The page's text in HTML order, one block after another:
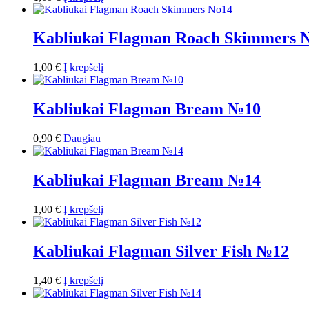
Kabliukai Flagman Roach Skimmers
1,00 € Į krepšelį
Kabliukai Flagman Bream №10
0,90 € Daugiau
Kabliukai Flagman Bream №14
1,00 € Į krepšelį
Kabliukai Flagman Silver Fish №12
1,40 € Į krepšelį